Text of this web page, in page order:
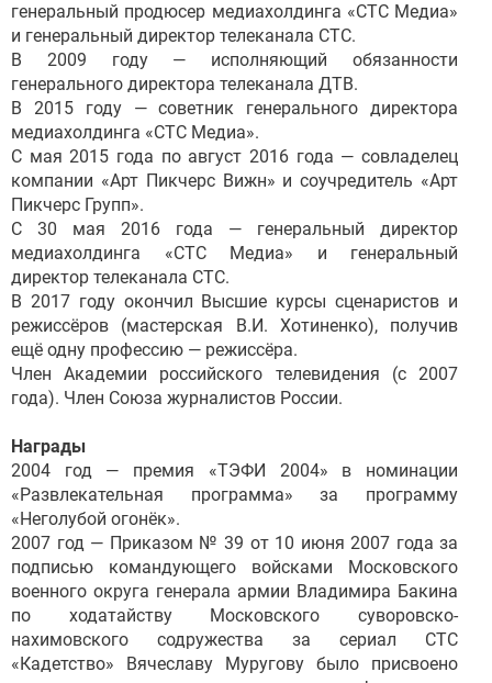
генеральный продюсер медиахолдинга «СТС Медиа»
и генеральный директор телеканала СТС.
В 2009 году — исполняющий обязанности
генерального директора телеканала ДТВ.
В 2015 году — советник генерального директора
медиахолдинга «СТС Медиа».
С мая 2015 года по август 2016 года — совладелец
компании «Арт Пикчерс Вижн» и соучредитель «Арт
Пикчерс Групп».
С 30 мая 2016 года — генеральный директор
медиахолдинга «СТС Медиа» и генеральный
директор телеканала СТС.
В 2017 году окончил Высшие курсы сценаристов и
режиссёров (мастерская В.И. Хотиненко), получив
ещё одну профессию — режиссёра.
Член Академии российского телевидения (с 2007
года). Член Союза журналистов России.
Награды
2004 год — премия «ТЭФИ 2004» в номинации
«Развлекательная программа» за программу
«Неголубой огонёк».
2007 год — Приказом № 39 от 10 июня 2007 года за
подписью командующего войсками Московского
военного округа генерала армии Владимира Бакина
по ходатайству Московского суворовско-
нахимовского содружества за сериал СТС
«Кадетство» Вячеславу Муругову было присвоено